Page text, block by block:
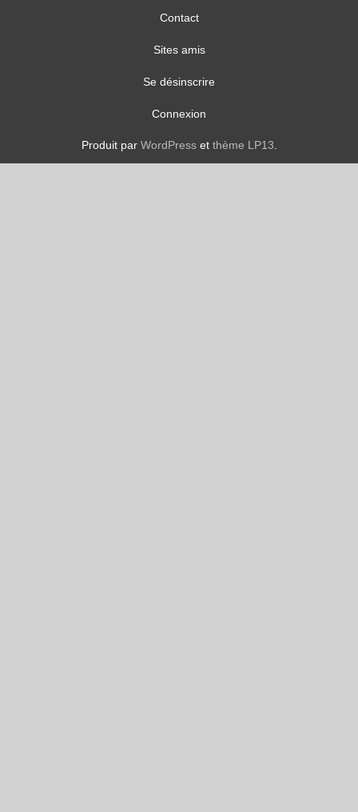
Contact
Sites amis
Se désinscrire
Connexion
Produit par WordPresset thème LP13.